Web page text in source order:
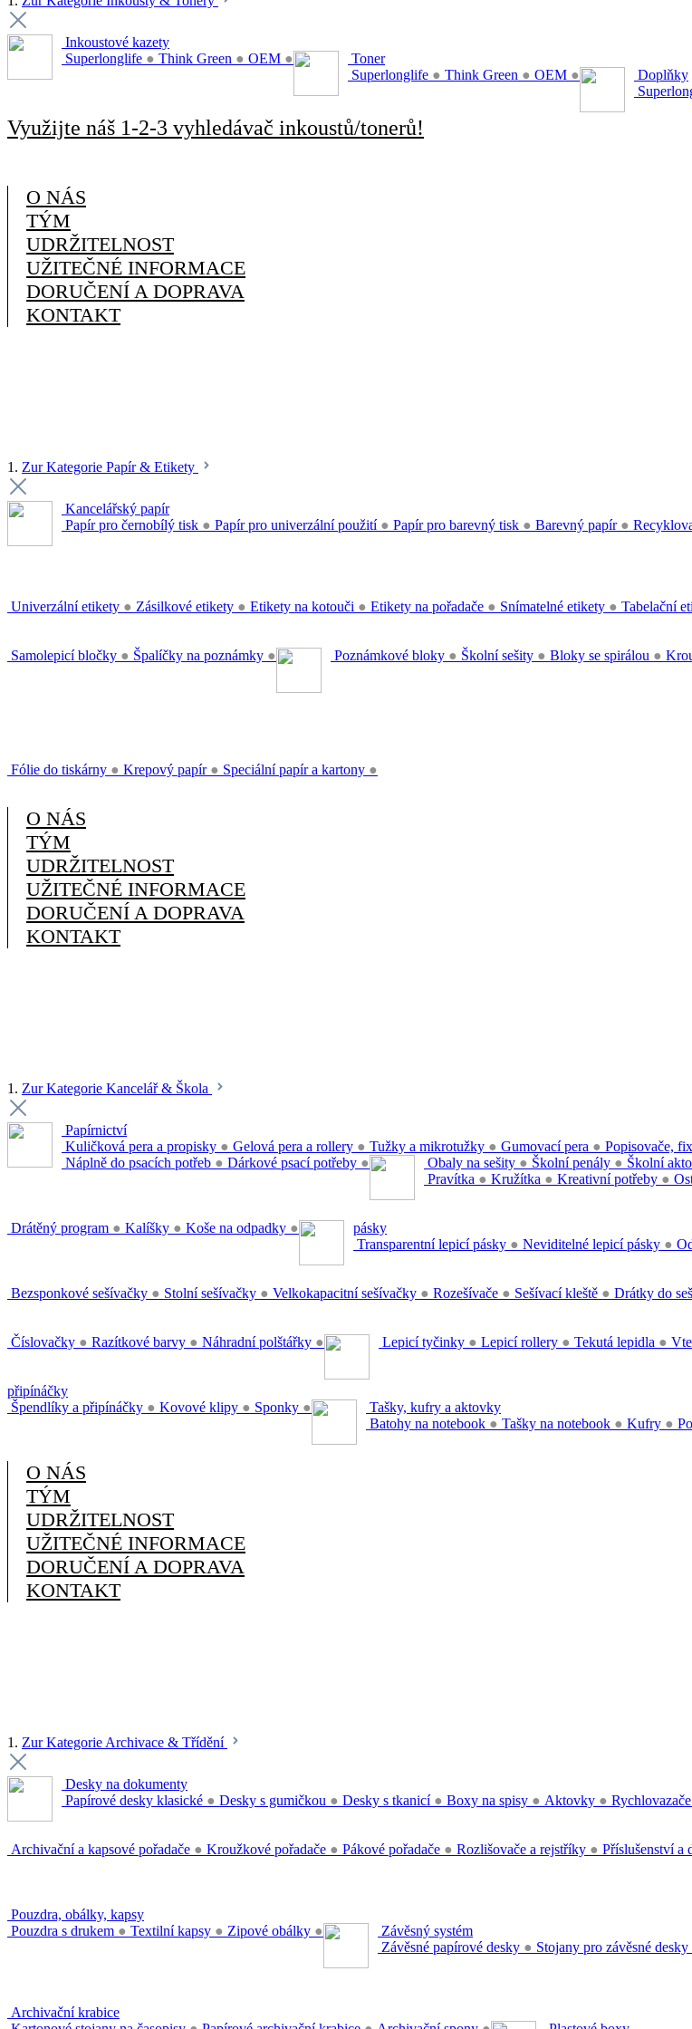
Inkoustové kazety
Superlonglife ● Think Green ● OEM ●
Toner
Superlonglife ● Think Green ● OEM ●
Doplňky
Využijte náš 1-2-3 vyhledávač inkoustů/tonerů!
O NÁS
TÝM
UDRŽITELNOST
UŽITEČNÉ INFORMACE
DORUČENÍ A DOPRAVA
KONTAKT
1. Zur Kategorie Papír & Etikety
Kancelářský papír
Papír pro černobílý tisk ● Papír pro univerzální použití ● Papír pro barevný tisk ● Barevný papír ●
Univerzální etikety ● Zásilkové etikety ● Etikety na kotouči ● Etikety na pořadače ● Snímatelné etikety ● Tabelační
Samolepicí bločky ● Špalíčky na poznámky ● Poznámkové bloky ● Školní sešity ● Bloky se spirálou ●
Fólie do tiskárny ● Krepový papír ● Speciální papír a kartony ●
O NÁS
TÝM
UDRŽITELNOST
UŽITEČNÉ INFORMACE
DORUČENÍ A DOPRAVA
KONTAKT
1. Zur Kategorie Kancelář & Škola
Papírnictví
Kuličková pera a propisky ● Gelová pera a rollery ● Tužky a mikrotužky ● Gumovací pera ● Popisovače,
Náplně do psacích potřeb ● Dárkové psací potřeby ●
Obaly na sešity ● Školní penály ● Školní
Pravítka ● Kružítka ● Kreativní potřeby ●
Drátěný program ● Kalíšky ● Koše na odpadky ●
pásky
Transparentní lepicí pásky ● Neviditelné lepicí pásky ●
Bezsponkové sešívačky ● Stolní sešívačky ● Velkokapacitní sešívačky ● Rozešívače ● Sešívací kleště ● Drátky do
Číslovačky ● Razítkové barvy ● Náhradní polštářky ● Lepicí tyčinky ● Lepicí rollery ● Tekutá lepidla ●
připínáčky
Špendlíky a připínáčky ● Kovové klipy ● Sponky ●
Tašky, kufry a aktovky
Batohy na notebook ● Tašky na notebook ● Kufry ●
O NÁS
TÝM
UDRŽITELNOST
UŽITEČNÉ INFORMACE
DORUČENÍ A DOPRAVA
KONTAKT
1. Zur Kategorie Archivace & Třídění
Desky na dokumenty
Papírové desky klasické ● Desky s gumičkou ● Desky s tkanicí ● Boxy na spisy ● Aktovky ● Rychlovazače
Archivační a kapsové pořadače ● Kroužkové pořadače ● Pákové pořadače ● Rozlišovače a rejstříky ● Příslušenství a
Pouzdra, obálky, kapsy
Pouzdra s drukem ● Textilní kapsy ● Zipové obálky ●
Závěsný systém
Závěsné papírové desky ● Stojany pro závěsné desky
Archivační krabice